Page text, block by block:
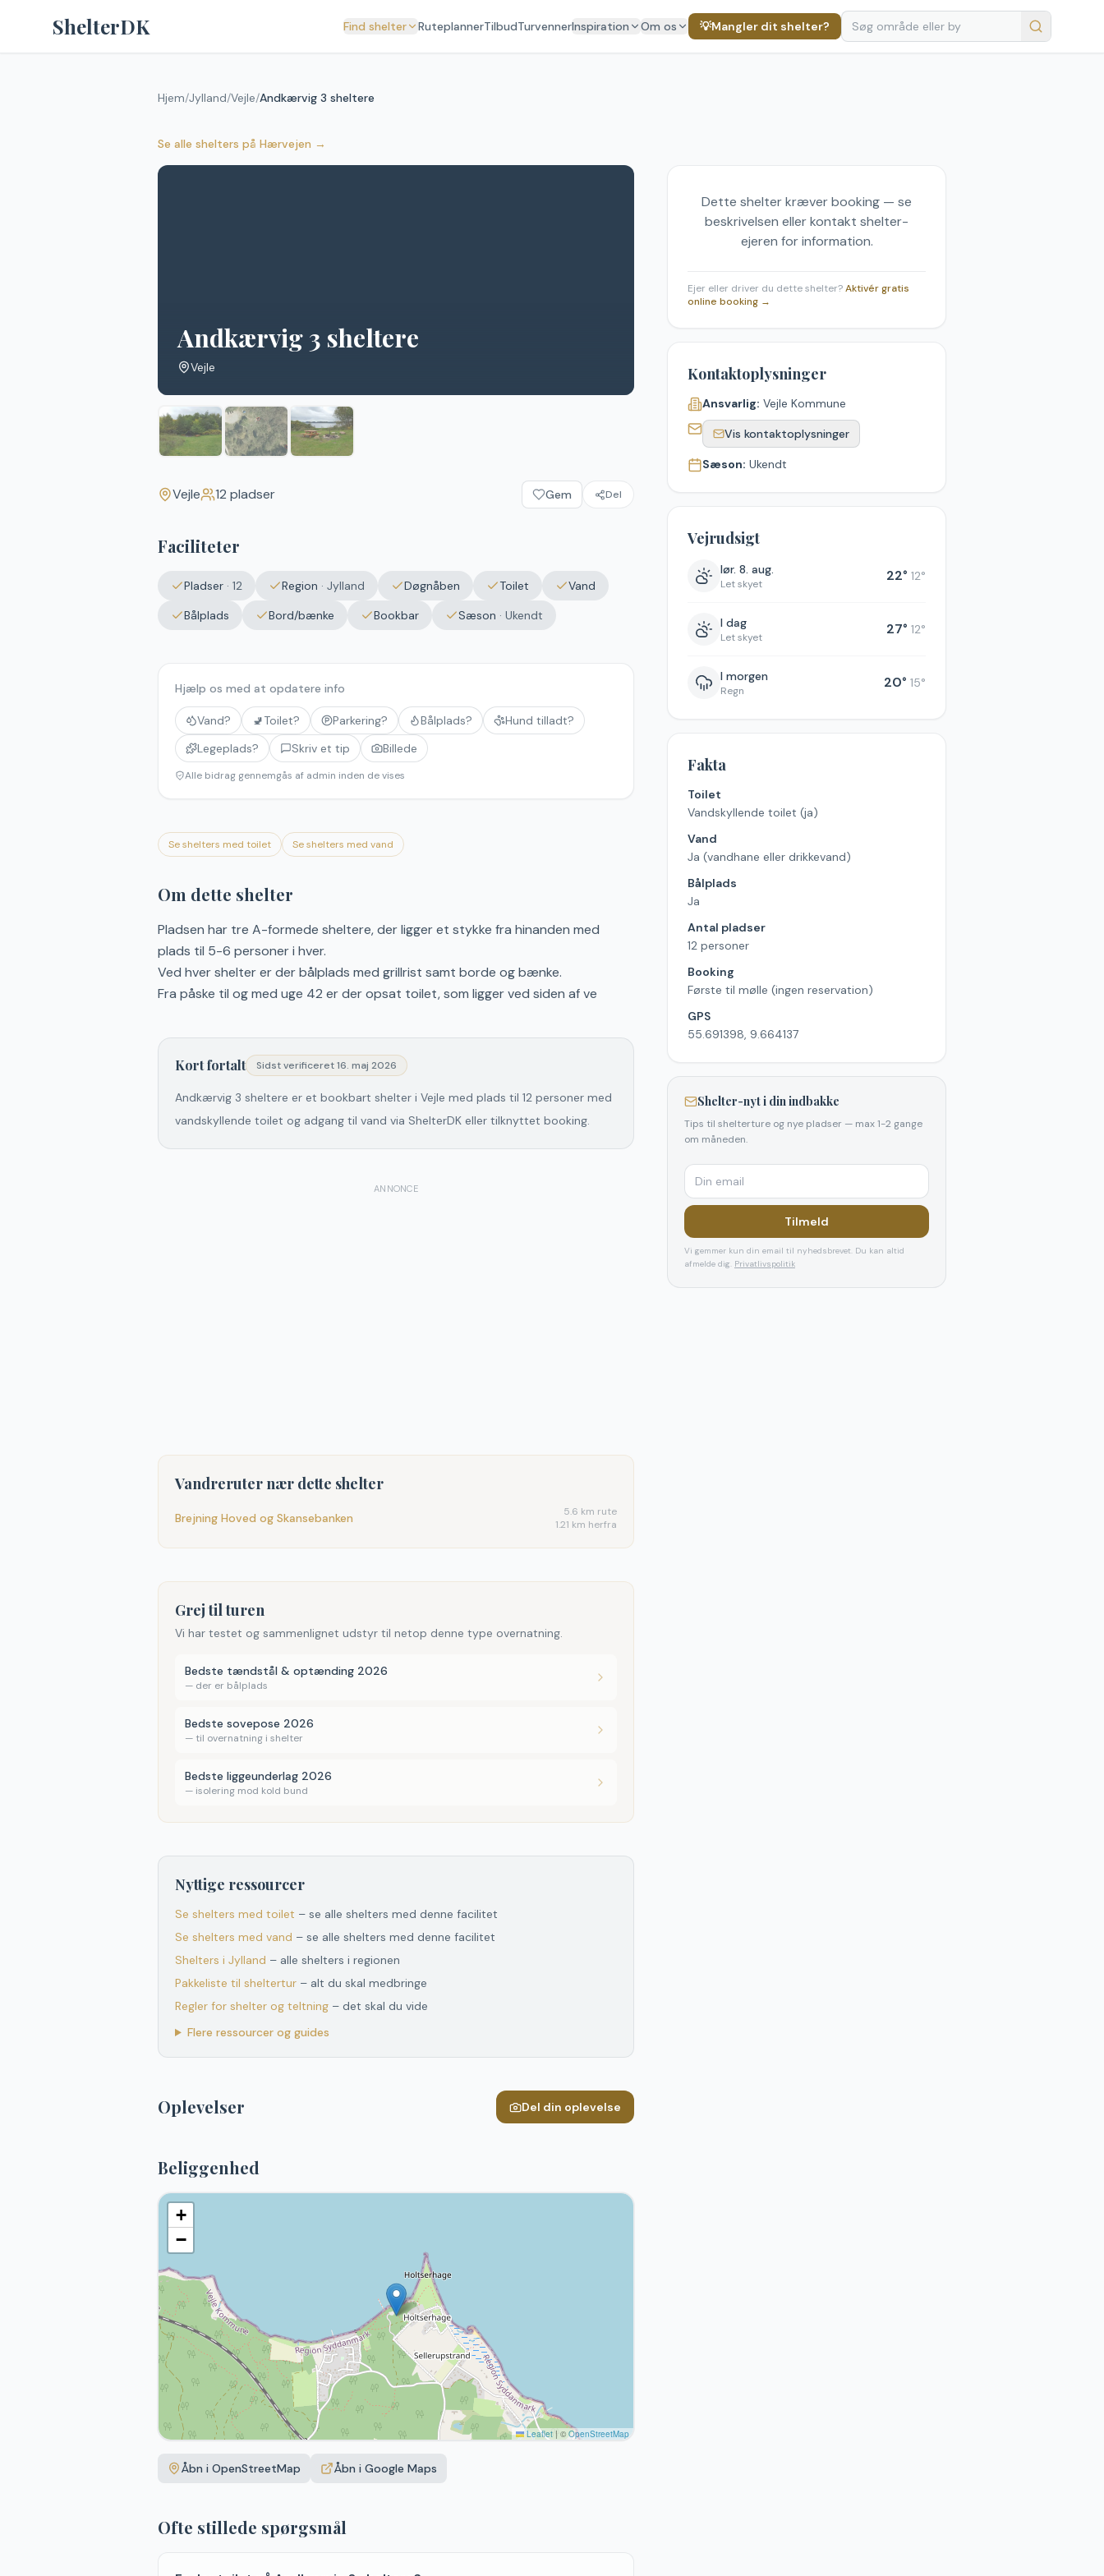
ShelterDK Find shelter RuteplannerTilbudTurvennerInspiration Om os 💡Mangler dit shelter?
Hjem/Jylland/Vejle/Andkærvig 3 sheltere
Se alle shelters på Hærvejen →
Andkærvig 3 sheltere
Vejle
Vejle 12 pladser Gem Del
Faciliteter
Pladser · 12 Region · Jylland Døgnåben Toilet
Vand
Bålplads
Bord/bænke Bookbar Sæson · Ukendt
Hjælp os med at opdatere info
Vand? 🚽Toilet? Parkering? Bålplads?
Hund tilladt?
Legeplads?
Skriv et tip Billede
Alle bidrag gennemgås af admin inden de vises
Se shelters med toilet Se shelters med vand
Om dette shelter
Pladsen har tre A-formede sheltere, der ligger et stykke fra hinanden med
plads til 5-6 personer i hver.
Ved hver shelter er der bålplads med grillrist samt borde og bænke.
Fra påske til og med uge 42 er der opsat toilet, som ligger ved siden af ve
Kort fortalt Sidst verificeret16. maj 2026
Andkærvig 3 sheltere er et bookbart shelter i Vejle med plads til 12 personer med
vandskyllende toilet og adgang til vand via ShelterDK eller tilknyttet booking.
ANNONCE
Vandreruter nær dette shelter
Brejning Hoved og Skansebanken 5.6 km rute
1.21 km herfra
Grej til turen
Vi har testet og sammenlignet udstyr til netop denne type overnatning.
Bedste tændstål & optænding 2026
— der er bålplads
Bedste sovepose 2026
— til overnatning i shelter
Bedste liggeunderlag 2026
— isolering mod kold bund
Nyttige ressourcer
Se shelters med toilet – se alle shelters med denne facilitet
Se shelters med vand – se alle shelters med denne facilitet
Shelters i Jylland – alle shelters i regionen
Pakkeliste til sheltertur – alt du skal medbringe
Regler for shelter og teltning – det skal du vide
Flere ressourcer og guides
Oplevelser Del din oplevelse
Beliggenhed
+
−
Leaflet | © OpenStreetMap
Åbn i OpenStreetMap Åbn i Google Maps
Ofte stillede spørgsmål
Dette shelter kræver booking — se
beskrivelsen eller kontakt shelter-
ejeren for information.
Ejer eller driver du dette shelter?Aktivér gratis
online booking →
Kontaktoplysninger
Ansvarlig: Vejle Kommune
Vis kontaktoplysninger
Sæson: Ukendt
Vejrudsigt
lør. 8. aug.
Let skyet 22° 12°
I dag
Let skyet 27° 12°
I morgen
Regn 20° 15°
Fakta
Toilet
Vandskyllende toilet (ja)
Vand
Ja (vandhane eller drikkevand)
Bålplads
Ja
Antal pladser
12 personer
Booking
Første til mølle (ingen reservation)
GPS
55.691398, 9.664137
Shelter-nyt i din indbakke
Tips til shelterture og nye pladser — max 1-2 gange
om måneden.
Tilmeld
Vi gemmer kun din email til nyhedsbrevet. Du kan altid
afmelde dig. Privatlivspolitik